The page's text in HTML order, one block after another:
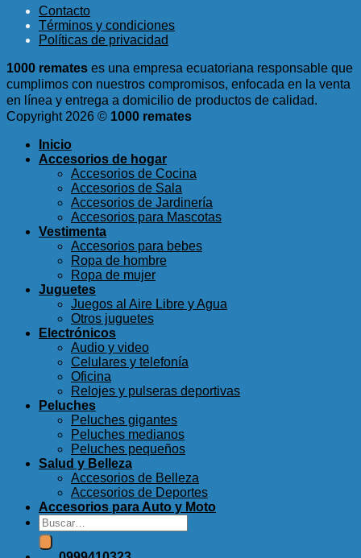
original
era:
$6.89.
actual
es:
$3.99.
Contacto
Términos y condiciones
Políticas de privacidad
1000 remates es una empresa ecuatoriana responsable que
cumplimos con nuestros compromisos, enfocada en la venta
en línea y entrega a domicilio de productos de calidad.
Copyright 2026 © 1000 remates
Inicio
Accesorios de hogar
Accesorios de Cocina
Accesorios de Sala
Accesorios de Jardinería
Accesorios para Mascotas
Vestimenta
Accesorios para bebes
Ropa de hombre
Ropa de mujer
Juguetes
Juegos al Aire Libre y Agua
Otros juguetes
Electrónicos
Audio y video
Celulares y telefonía
Oficina
Relojes y pulseras deportivas
Peluches
Peluches gigantes
Peluches medianos
Peluches pequeños
Salud y Belleza
Accesorios de Belleza
Accesorios de Deportes
Accesorios para Auto y Moto
Buscar
por: